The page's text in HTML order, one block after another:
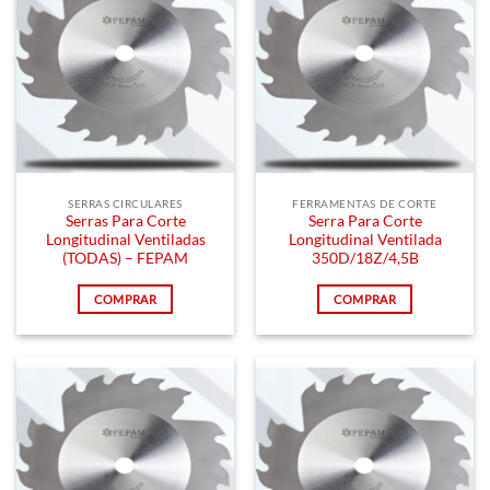
SERRAS CIRCULARES
Serras Para Corte
Longitudinal Ventiladas
(TODAS) – FEPAM
COMPRAR
FERRAMENTAS DE CORTE
Serra Para Corte
Longitudinal Ventilada
350D/18Z/4,5B
COMPRAR